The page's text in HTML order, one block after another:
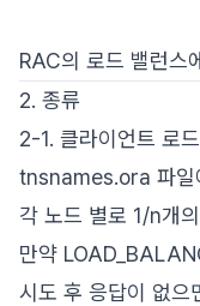
RAC의 로드 밸런스
2. 종류
2-1. 클라이언트 로
tnsnames.ora 파일
각 노드 별로 1/n개
만약
시도 후 응답이 없